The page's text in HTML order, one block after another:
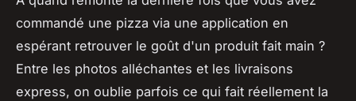
commandé une pizza via une application en
espérant retrouver le goût d'un produit fait main ?
Entre les photos alléchantes et les livraisons
express, on oublie parfois ce qui fait réellement la